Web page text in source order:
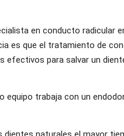
en conducto radicular
es que el tratamiento de
efectivos para salvar un
equipo trabaja con un